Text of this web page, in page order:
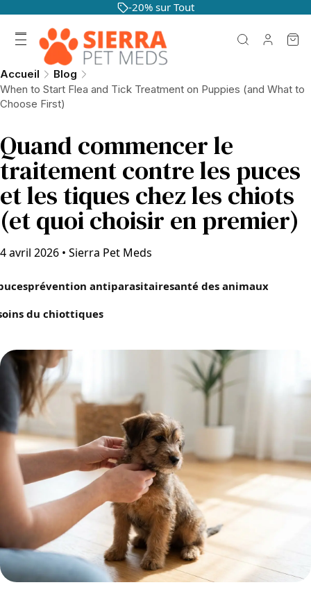
-20% sur Tout
Accueil
Blog
When to Start Flea and Tick Treatment on Puppies (and What to
Choose First)
Quand commencer le
traitement contre les puces
et les tiques chez les chiots
(et quoi choisir en premier)
4 avril 2026 • Sierra Pet Meds
prévention antiparasitairesanté des animaux
du chiottiques